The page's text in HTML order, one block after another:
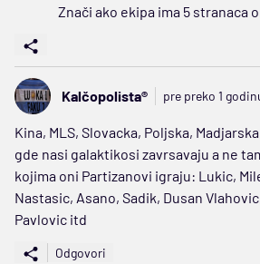
Znači ako ekipa ima 5 stranaca
Kalčopolista® pre preko 1
Kina, MLS, Slovacka, Poljska,
gde nasi galaktikosi zavrsavaju a ne
kojima oni Partizanovi igraju: Lukic,
Nastasic, Asano, Sadik, Dusan
Pavlovic itd
Odgovori